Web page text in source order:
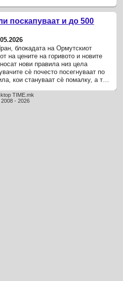
поскапуваат и до 500
блокадата на Ормутскиот
на цените на горивото и новите
нови правила низ цела
сè почесто посегнуваат по
кои стануваат сè помалку, а тие
TIME.mk
- 2026